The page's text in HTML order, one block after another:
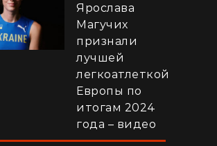
Ярослава
Магучих
признали
лучшей
легкоатлеткой
Европы по
итогам 2024
года – видео